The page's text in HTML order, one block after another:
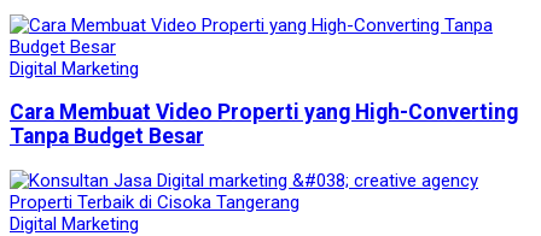
Digital Marketing
Cara Membuat Video Properti yang High-Converting
Tanpa Budget Besar
Digital Marketing